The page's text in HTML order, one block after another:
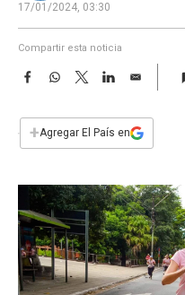
17/01/2024, 03:30
Compartir esta noticia
F
e
b
k
W
s
p
T
w
t
L
n
E
i
l
+Agregar El País en